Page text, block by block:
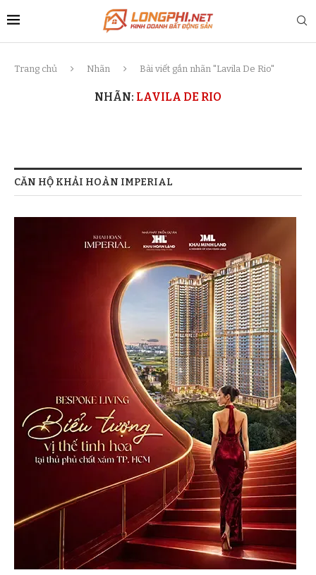
Trang chủ Nhãn Bài viết gắn nhãn "Lavila De Rio"
NHÃN: LAVILA DE RIO
CĂN HỘ KHẢI HOÀN IMPERIAL